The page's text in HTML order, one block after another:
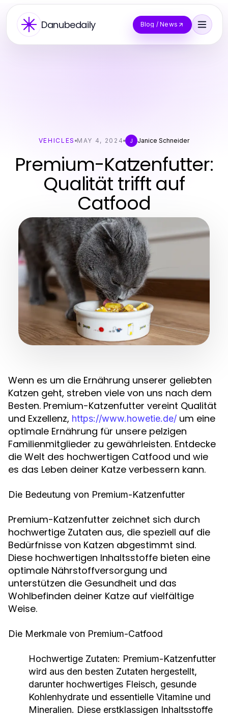
Danubedaily Blog / News
VEHICLES MAY 4, 2024 J Janice Schneider
Premium-Katzenfutter:
Qualität trifft auf
Catfood
Wenn es um die Ernährung unserer geliebten
Katzen geht, streben viele von uns nach dem
Besten. Premium-Katzenfutter vereint Qualität
und Exzellenz, https://www.howetie.de/ um eine
optimale Ernährung für unsere pelzigen
Familienmitglieder zu gewährleisten. Entdecke
die Welt des hochwertigen Catfood und wie
es das Leben deiner Katze verbessern kann.
Die Bedeutung von Premium-Katzenfutter
Premium-Katzenfutter zeichnet sich durch
hochwertige Zutaten aus, die speziell auf die
Bedürfnisse von Katzen abgestimmt sind.
Diese hochwertigen Inhaltsstoffe bieten eine
optimale Nährstoffversorgung und
unterstützen die Gesundheit und das
Wohlbefinden deiner Katze auf vielfältige
Weise.
Die Merkmale von Premium-Catfood
Hochwertige Zutaten: Premium-Katzenfutter
wird aus den besten Zutaten hergestellt,
darunter hochwertiges Fleisch, gesunde
Kohlenhydrate und essentielle Vitamine und
Mineralien. Diese erstklassigen Inhaltsstoffe